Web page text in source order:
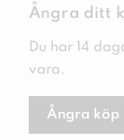
Ångra ditt
Du har 14
vara.
Ångra köp